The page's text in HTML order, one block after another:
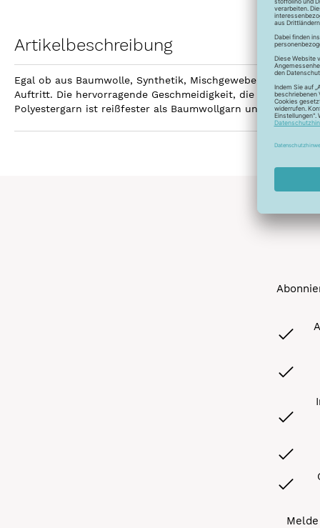
Artikelbeschreibung
Egal ob aus Baumwolle, Synthetik, Mischgewebe, Leinen
Auftritt. Die hervorragende Geschmeidigkeit, die hohe
Polyestergarn ist reißfester als Baumwollgarn und kann